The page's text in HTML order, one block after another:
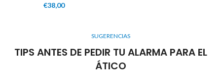
€38,00
SUGERENCIAS
TIPS ANTES DE PEDIR TU ALARMA PARA EL
ÁTICO